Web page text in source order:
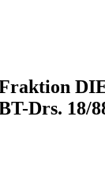
Drs. 18/